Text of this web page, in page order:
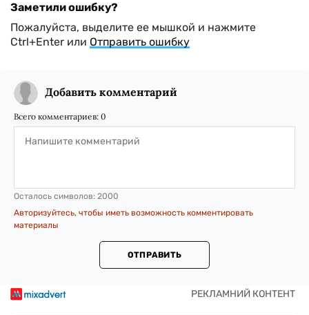
Заметили ошибку?
Пожалуйста, выделите ее мышкой и нажмите
Ctrl+Enter или Отправить ошибку
Добавить комментарий
Всего комментариев: 0
Осталось символов: 2000
Авторизуйтесь, чтобы иметь возможность комментировать
материалы
ОТПРАВИТЬ